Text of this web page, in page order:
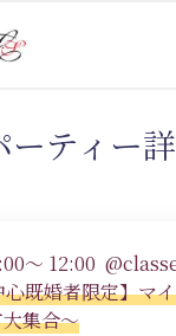
ーティー
～ 12:00
既婚者限定】マ
集合～